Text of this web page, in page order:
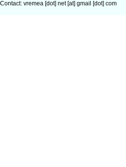
Contact: vremea [dot] net [at] gmail [dot] com